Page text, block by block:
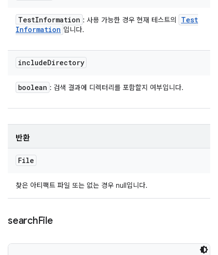
TestInformation : 사용 가능한 경우 현재 테스트의
Test
Information 입니다.
includeDirectory
boolean : 검색 결과에 디렉터리를 포함할지 여부입니다.
반환
File
찾은 아티팩트 파일 또는 없는 경우 null입니다.
searchFile